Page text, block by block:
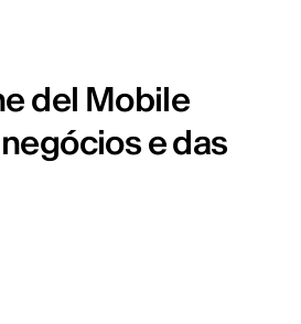
del Mobile
e das